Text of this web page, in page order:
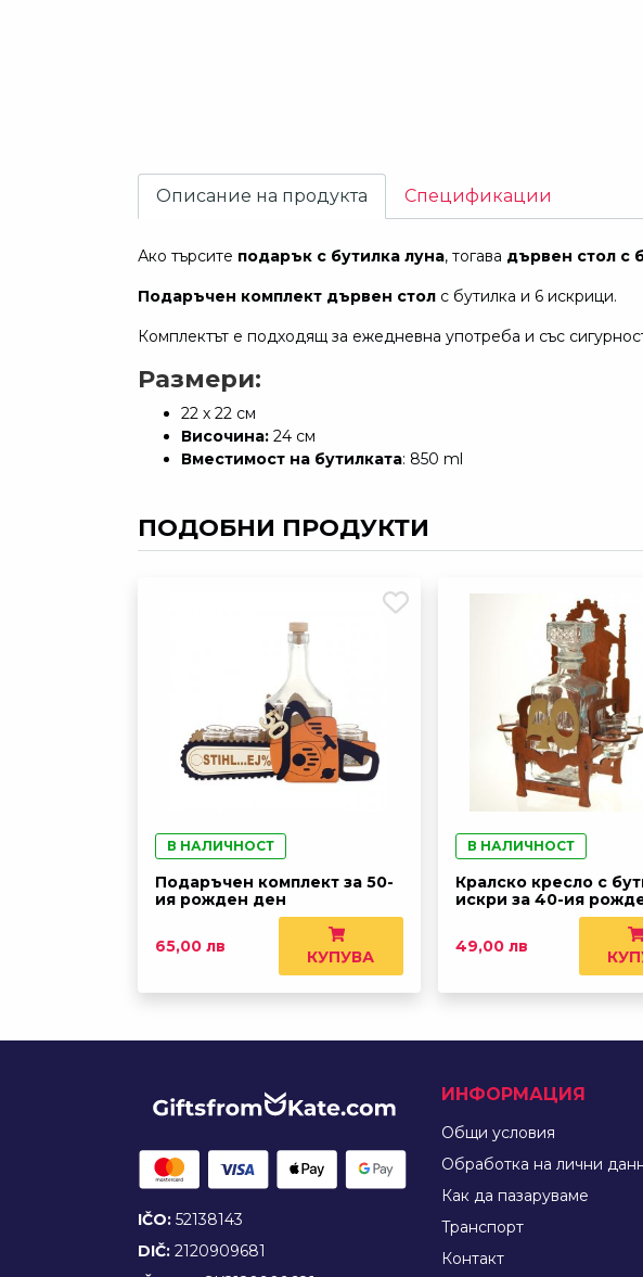
Описание на продукта Спецификации
Ако търсите подарък с бутилка луна, тогава дървен стол с
Подаръчен комплект дървен стол с бутилка и 6 искрици.
Комплектът е подходящ за ежедневна употреба и със
Размери:
22 х 22 см
Височина: 24 см
Вместимост на бутилката: 850 ml
ПОДОБНИ ПРОДУКТИ
В НАЛИЧНОСТ
Подаръчен комплект за 50-
ия рожден ден
65,00 лв
КУПУВА
В НАЛИЧНОСТ
Кралско кресло с
искри за 40-ия
49,00 лв
IČO: 52138143
DIČ: 2120909681
ИНФОРМАЦИЯ
Общи условия
Обработка на лични
Как да пазаруваме
Tранспорт
Контакт